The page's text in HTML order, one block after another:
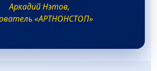
Аркадий Нэтов,
«АРТНОНСТОП»